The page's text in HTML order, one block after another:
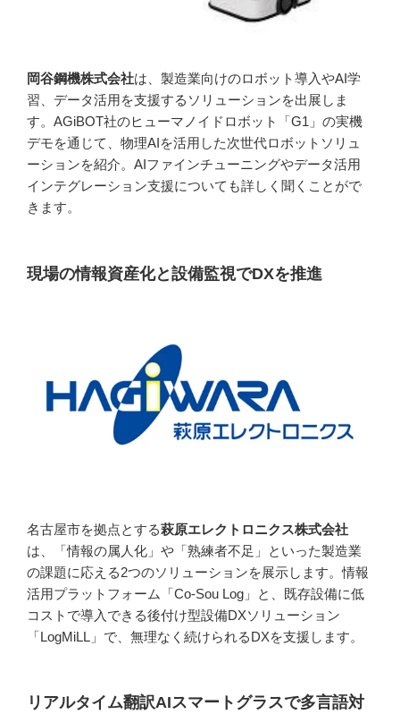
岡谷鋼機株式会社は、製造業向けのロボット導入やAI学
習、データ活用を支援するソリューションを出展しま
す。AGiBOT社のヒューマノイドロボット「G1」の実機
デモを通じて、物理AIを活用した次世代ロボットソリュ
ーションを紹介。AIファインチューニングやデータ活用
インテグレーション支援についても詳しく聞くことがで
きます。
現場の情報資産化と設備監視でDXを推進
名古屋市を拠点とする萩原エレクトロニクス株式会社
は、「情報の属人化」や「熟練者不足」といった製造業
の課題に応える2つのソリューションを展示します。情報
活用プラットフォーム「Co-Sou Log」と、既存設備に低
コストで導入できる後付け型設備DXソリューション
「LogMiLL」で、無理なく続けられるDXを支援します。
リアルタイム翻訳AIスマートグラスで多言語対